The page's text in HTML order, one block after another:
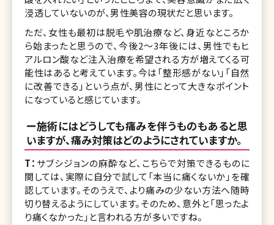
浸透していないのが、男性美容の現状だと思います。
ただ、女性も最初は脱毛や肌治療など、身近なところか
ら始まったと思うので、今後2〜3年後には、男性でもヒ
アルロン酸など注入治療を希望される方が増えてくる可
能性はあると考えています。今は「整形感がない」「自然
に改善できる」という点が、男性にとって大きなポイント
になっていると感じています。
ー施術にはどうしても痛みを伴うものもあると思
いますが、痛み対策はどのようにされていますか。
T： サブシジョンの麻酔など、こちらで対策できるものに
関しては、実際に自分で試して「本当に痛くないか」を確
認しています。そのうえで、より痛みの少ない方法へ随時
切り替えるようにしています。そのため、意外と「思ったよ
り痛くなかった」と言われる方が多いですね。